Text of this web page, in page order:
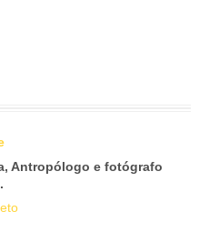
Antropólogo e fotógrafo